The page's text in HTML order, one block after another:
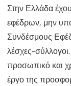
Στην Ελλάδα
εφέδρων, μην
Συνδέσμους
λέσχες-
προσωπικό και
έργο της